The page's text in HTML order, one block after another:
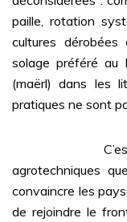
paille, rotation
cultures
solage préféré au
(maërl) dans les
pratiques ne sont
C’est avec
agrotechniques
convaincre les
de rejoindre le